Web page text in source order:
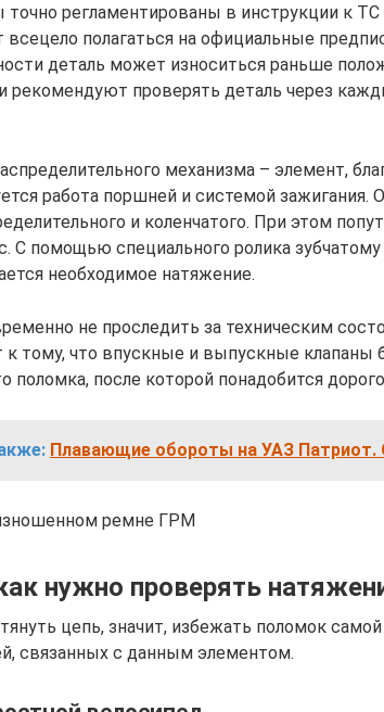
точно регламентированы в инструкции к
всецело полагаться на официальные
деталь может износиться раньше
рекомендуют проверять деталь через
механизма – элемент,
работа поршней и системой зажигания.
и коленчатого. При этом
С помощью специального ролика
необходимое натяжение.
не проследить за техническим
к тому, что впускные и выпускные клапаны
поломка, после которой понадобится
Плавающие обороты на УАЗ Патриот.
ремне ГРМ
нужно проверять
цепь, значит, избежать поломок
связанных с данным элементом.